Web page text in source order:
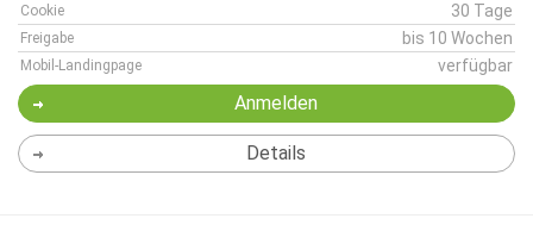
Cookie 30 Tage
Freigabe bis 10 Wochen
Mobil-Landingpage verfügbar
Anmelden
Details